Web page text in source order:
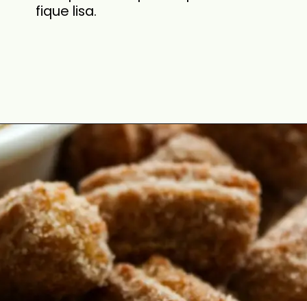
fique lisa.
Opening https://cozinhadoce.com.br/receitas/mini-churros-caseiro-crocante-por-fora-macio-por-dentro/